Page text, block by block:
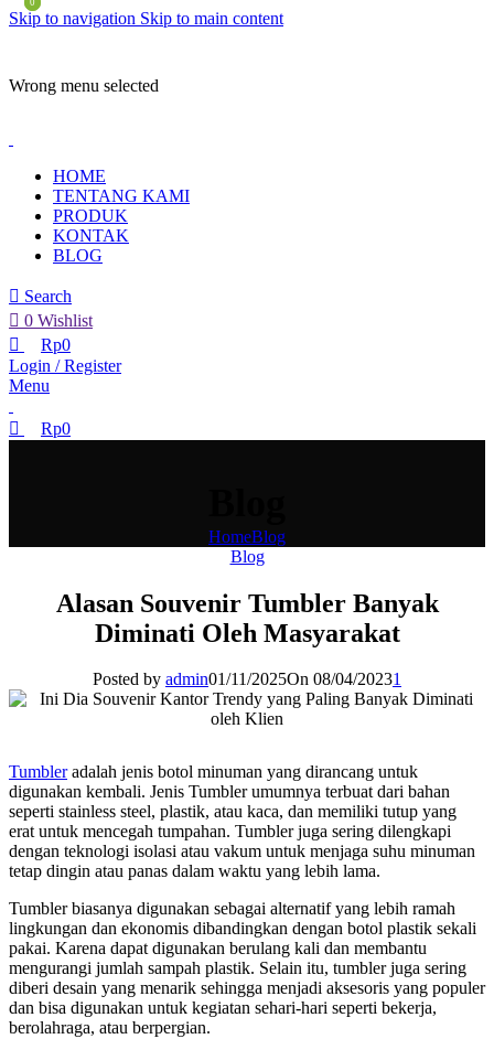
Skip to navigation Skip to main content
Wrong menu selected
HOME
TENTANG KAMI
PRODUK
KONTAK
BLOG
Search
0 Wishlist
0
Rp0
Login / Register
Menu
0
Rp0
HomeBlog
Blog
Alasan Souvenir Tumbler Banyak
Diminati Oleh Masyarakat
Posted by admin01/11/2025On 08/04/20231
Tumbleradalah jenis botol minuman yang dirancang untuk
digunakan kembali. Jenis Tumbler umumnya terbuat dari bahan
seperti stainless steel, plastik, atau kaca, dan memiliki tutup yang
erat untuk mencegah tumpahan. Tumbler juga sering dilengkapi
dengan teknologi isolasi atau vakum untuk menjaga suhu minuman
tetap dingin atau panas dalam waktu yang lebih lama.
Tumbler biasanya digunakan sebagai alternatif yang lebih ramah
lingkungan dan ekonomis dibandingkan dengan botol plastik sekali
pakai. Karena dapat digunakan berulang kali dan membantu
mengurangi jumlah sampah plastik. Selain itu, tumbler juga sering
diberi desain yang menarik sehingga menjadi aksesoris yang populer
dan bisa digunakan untuk kegiatan sehari-hari seperti bekerja,
berolahraga, atau berpergian.